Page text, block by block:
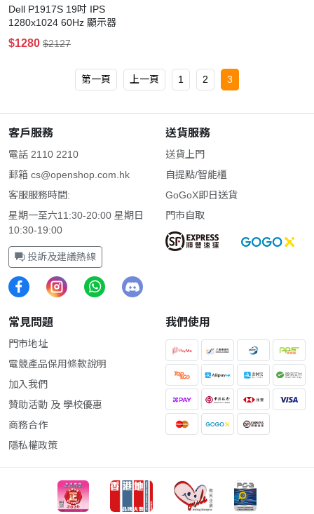
Dell P1917S 19吋 IPS
1280x1024 60Hz 顯示器
$1280 $2127
第一頁 上一頁 1 2 3
客戶服務
電話 2110 2210
郵箱 cs@openshop.com.hk
客服服務時間:
星期一至六11:30-20:00 星期日
10:30-19:00
投訴及建議熱線
送貨服務
送貨上門
自提點/智能櫃
GoGoX即日送貨
門市自取
常見問題
門市地址
電競產品保用條款說明
加入我們
贊助活動 及 學校優惠
商務合作
隱私權政策
我們使用